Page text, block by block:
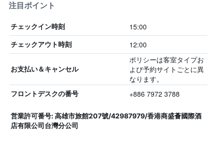
注目ポイント
チェックイン時刻 15:00
チェックアウト時刻 12:00
お支払い＆キャンセル
ポリシーは客室タイプお
よび予約サイトごとに異
なります。
フロントデスクの番号 +886 7972 3788
営業許可番号: 高雄市旅館207號/42987979/香港商盛薈國際酒
店有限公司台灣分公司